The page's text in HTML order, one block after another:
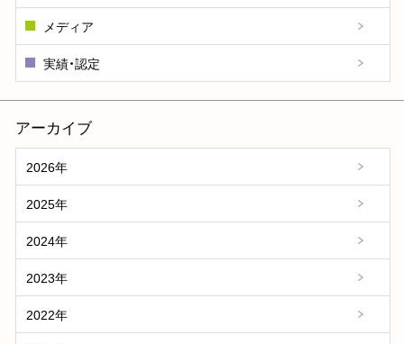
メディア
実績・認定
アーカイブ
2026年
2025年
2024年
2023年
2022年